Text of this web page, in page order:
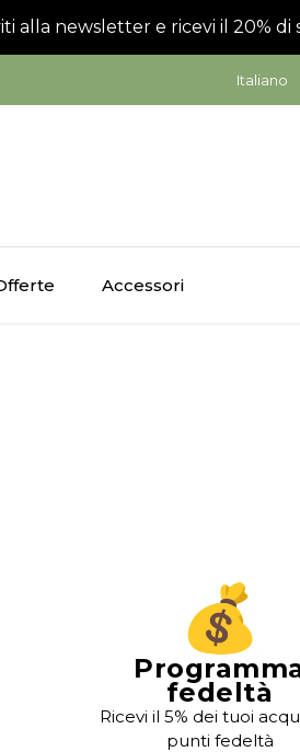
alla newsletter e ricevi il 20% di
Italiano
Accessori
fedeltà
Ricevi il 5% dei tuoi
punti fedeltà